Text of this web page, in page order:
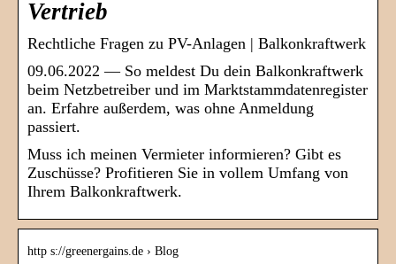
Vertrieb
Rechtliche Fragen zu PV-Anlagen | Balkonkraftwerk
09.06.2022 — So meldest Du dein Balkonkraftwerk
beim Netzbetreiber und im Marktstammdatenregister
an. Erfahre außerdem, was ohne Anmeldung
passiert.
Muss ich meinen Vermieter informieren? Gibt es
Zuschüsse? Profitieren Sie in vollem Umfang von
Ihrem Balkonkraftwerk.
http s://greenergains.de › Blog